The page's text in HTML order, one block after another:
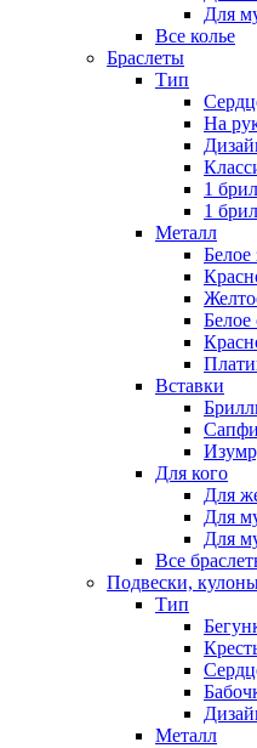
Для
Все колье
Браслеты
Тип
На
1
1
Металл
Белое
Белое
Вставки
Для кого
Для
Для
Для
Все
Подвески,
Тип
Металл